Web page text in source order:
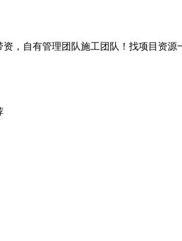
资，自有管理团队施工团队！找项目资源